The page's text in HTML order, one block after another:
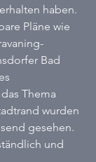
haben.
Pläne wie
Bad
Thema
wurden
gesehen.
und